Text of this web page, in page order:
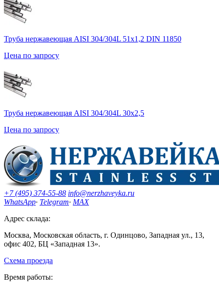
Труба нержавеющая AISI 304/304L 51х1,2 DIN 11850
Цена по запросу
Труба нержавеющая AISI 304/304L 30х2,5
Цена по запросу
+7 (495) 374-55-88 info@nerzhaveyka.ru
WhatsApp· Telegram· MAX
Адрес склада:
Москва, Московская область, г. Одинцово, Западная ул., 13,
офис 402, БЦ «Западная 13».
Схема проезда
Время работы: